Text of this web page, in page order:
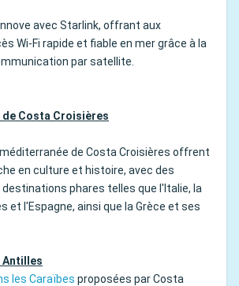
avec Starlink, offrant aux
Wi-Fi rapide et fiable en mer grâce à la
par satellite.
Costa Croisières
de Costa Croisières offrent
en culture et histoire, avec des
phares telles que l'Italie, la
et l'Espagne, ainsi que la Grèce et ses
Antilles
les Caraïbes proposées par Costa